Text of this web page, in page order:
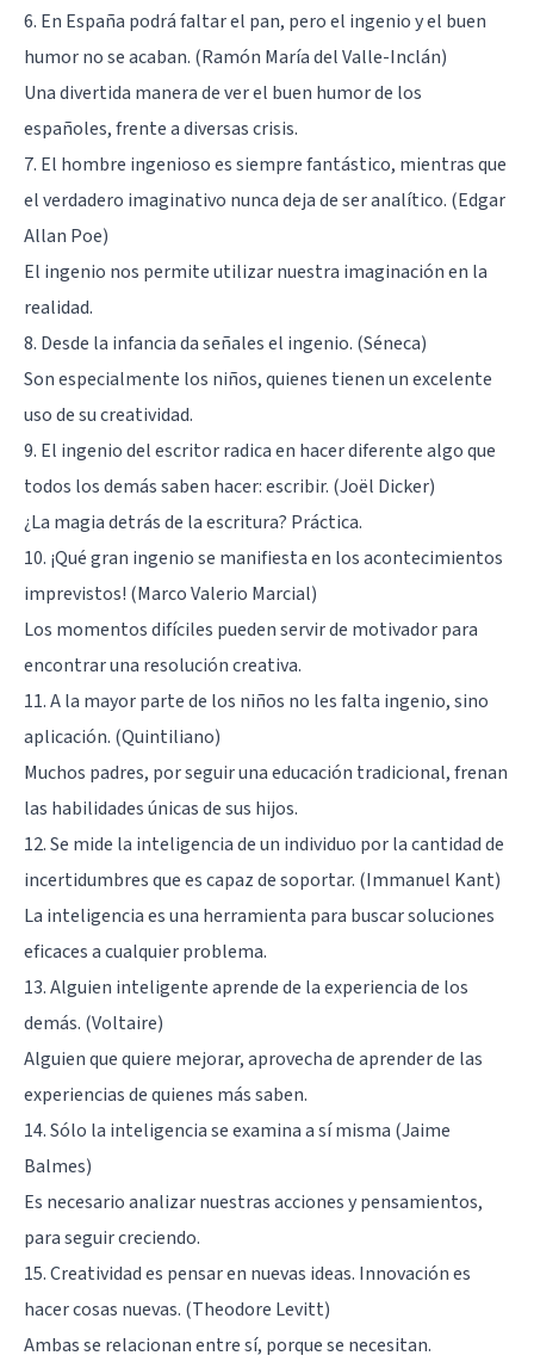
6. En España podrá faltar el pan, pero el ingenio y el buen
humor no se acaban. (Ramón María del Valle-Inclán)
Una divertida manera de ver el buen humor de los
españoles, frente a diversas crisis.
7. El hombre ingenioso es siempre fantástico, mientras que
el verdadero imaginativo nunca deja de ser analítico. (Edgar
Allan Poe)
El ingenio nos permite utilizar nuestra imaginación en la
realidad.
8. Desde la infancia da señales el ingenio. (Séneca)
Son especialmente los niños, quienes tienen un excelente
uso de su creatividad.
9. El ingenio del escritor radica en hacer diferente algo que
todos los demás saben hacer: escribir. (Joël Dicker)
¿La magia detrás de la escritura? Práctica.
10. ¡Qué gran ingenio se manifiesta en los acontecimientos
imprevistos! (Marco Valerio Marcial)
Los momentos difíciles pueden servir de motivador para
encontrar una resolución creativa.
11. A la mayor parte de los niños no les falta ingenio, sino
aplicación. (Quintiliano)
Muchos padres, por seguir una educación tradicional, frenan
las habilidades únicas de sus hijos.
12. Se mide la inteligencia de un individuo por la cantidad de
incertidumbres que es capaz de soportar. (Immanuel Kant)
La inteligencia es una herramienta para buscar soluciones
eficaces a cualquier problema.
13. Alguien inteligente aprende de la experiencia de los
demás. (Voltaire)
Alguien que quiere mejorar, aprovecha de aprender de las
experiencias de quienes más saben.
14. Sólo la inteligencia se examina a sí misma (Jaime
Balmes)
Es necesario analizar nuestras acciones y pensamientos,
para seguir creciendo.
15. Creatividad es pensar en nuevas ideas. Innovación es
hacer cosas nuevas. (Theodore Levitt)
Ambas se relacionan entre sí, porque se necesitan.